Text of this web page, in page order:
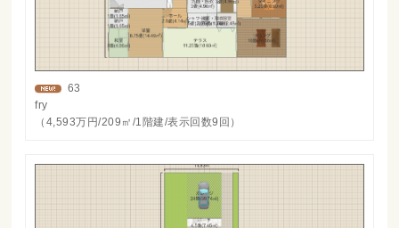
63
fry
（4,593万円/209㎡/1階建/表示回数9回）